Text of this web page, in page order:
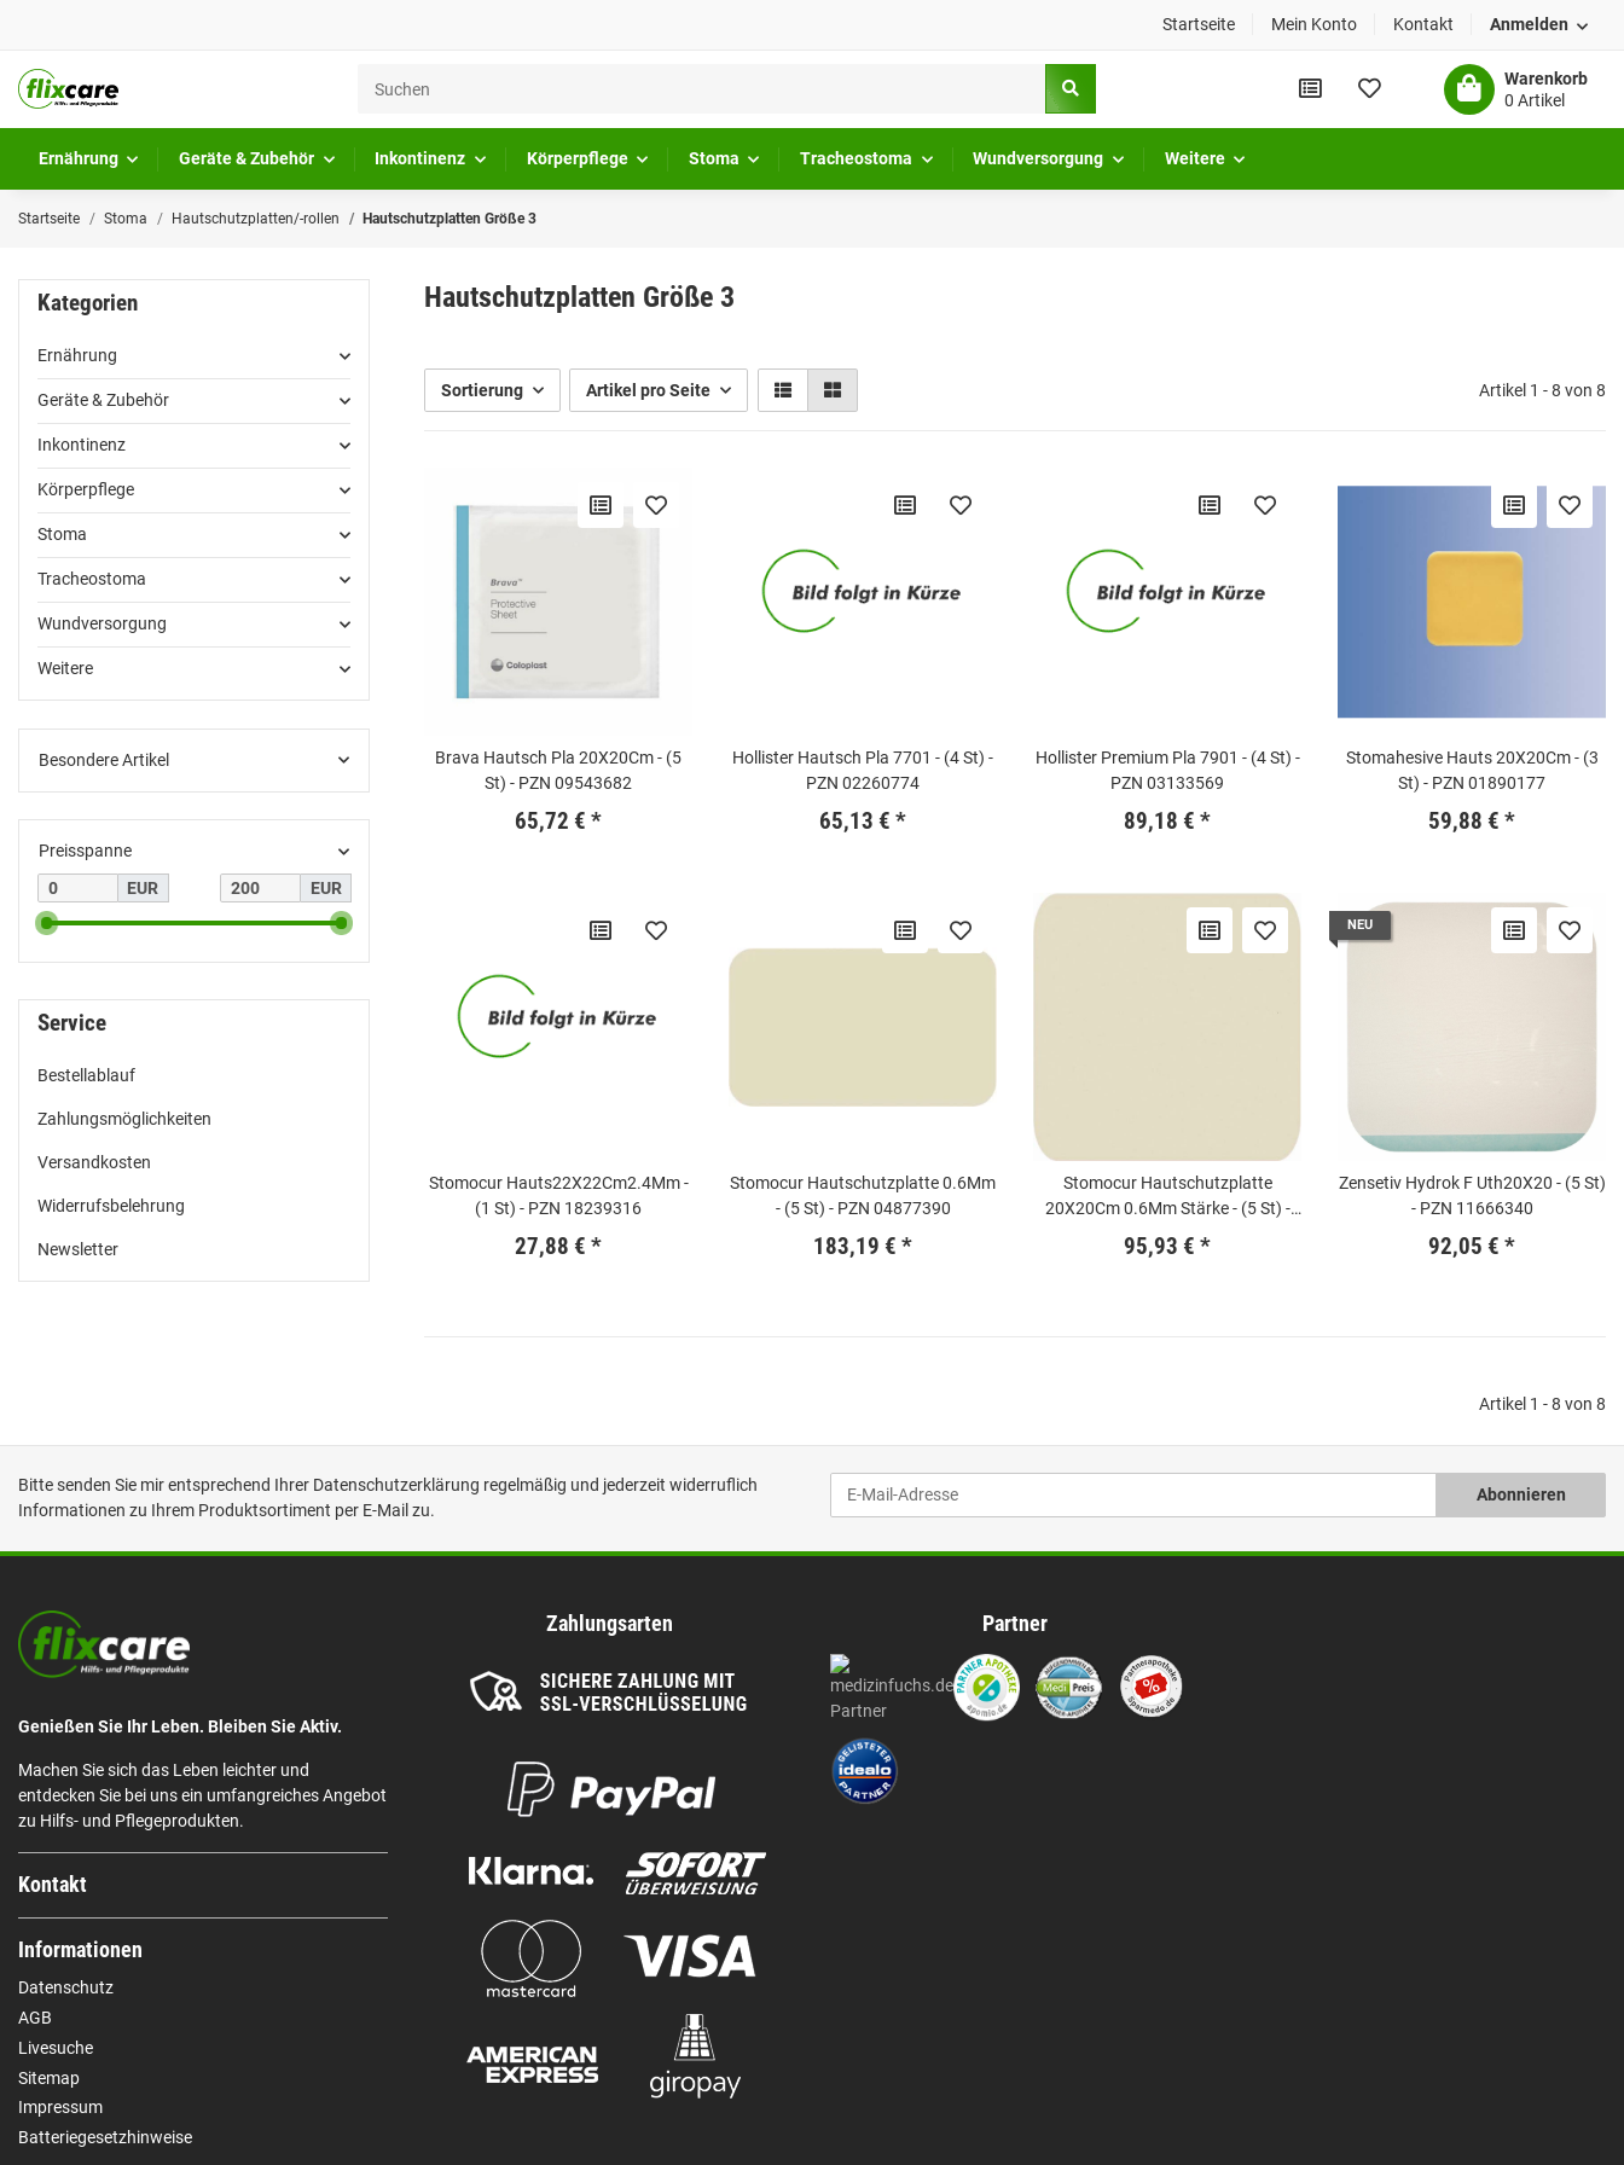
Startseite Mein Konto Kontakt Anmelden
Warenkorb
0 Artikel
Ernährung Geräte & Zubehör Inkontinenz Körperpflege Stoma Tracheostoma Wundversorgung Weitere
Startseite Stoma Hautschutzplatten/-rollen Hautschutzplatten Größe 3
Hautschutzplatten Größe 3
Sortierung Artikel pro Seite Artikel 1 - 8 von 8
Brava Hautsch Pla 20X20Cm - (5
St) - PZN 09543682
65,72 € *
Hollister Hautsch Pla 7701 - (4 St) -
PZN 02260774
65,13 € *
Hollister Premium Pla 7901 - (4 St) -
PZN 03133569
89,18 € *
Stomahesive Hauts 20X20Cm - (3
St) - PZN 01890177
59,88 € *
Stomocur Hauts22X22Cm2.4Mm -
(1 St) - PZN 18239316
27,88 € *
Stomocur Hautschutzplatte 0.6Mm
- (5 St) - PZN 04877390
183,19 € *
Stomocur Hautschutzplatte
20X20Cm 0.6Mm Stärke - (5 St) -
PZN 10627935
95,93 € *
NEU
Zensetiv Hydrok F Uth20X20 - (5 St)
- PZN 11666340
92,05 € *
Artikel 1 - 8 von 8
Kategorien
Ernährung
Geräte & Zubehör
Inkontinenz
Körperpflege
Stoma
Tracheostoma
Wundversorgung
Weitere
Besondere Artikel
Preisspanne
EUR
EUR
Service
Bestellablauf
Zahlungsmöglichkeiten
Versandkosten
Widerrufsbelehrung
Newsletter
Bitte senden Sie mir entsprechend Ihrer Datenschutzerklärung regelmäßig und jederzeit widerruflich
Informationen zu Ihrem Produktsortiment per E-Mail zu.
Abonnieren
Genießen Sie Ihr Leben. Bleiben Sie Aktiv.
Machen Sie sich das Leben leichter und
entdecken Sie bei uns ein umfangreiches Angebot
zu Hilfs- und Pflegeprodukten.
Kontakt
Informationen
Datenschutz
AGB
Livesuche
Sitemap
Impressum
Batteriegesetzhinweise
Zahlungsarten Partner